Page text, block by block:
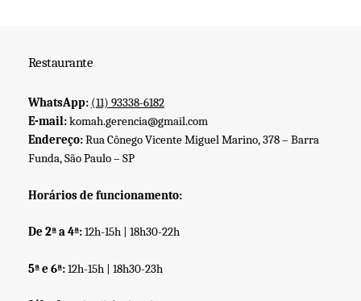
Restaurante
WhatsApp: (11) 93338-6182
E-mail:komah.gerencia@gmail.com
Endereço:Rua Cônego Vicente Miguel Marino, 378 – Barra
Funda, São Paulo – SP
Horários de funcionamento:
De 2ª a 4ª:12h-15h | 18h30-22h
5ª e 6ª:12h-15h | 18h30-23h